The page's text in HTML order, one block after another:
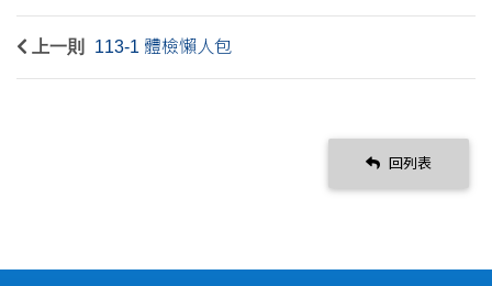
上一則 113-1 體檢懶人包
回列表